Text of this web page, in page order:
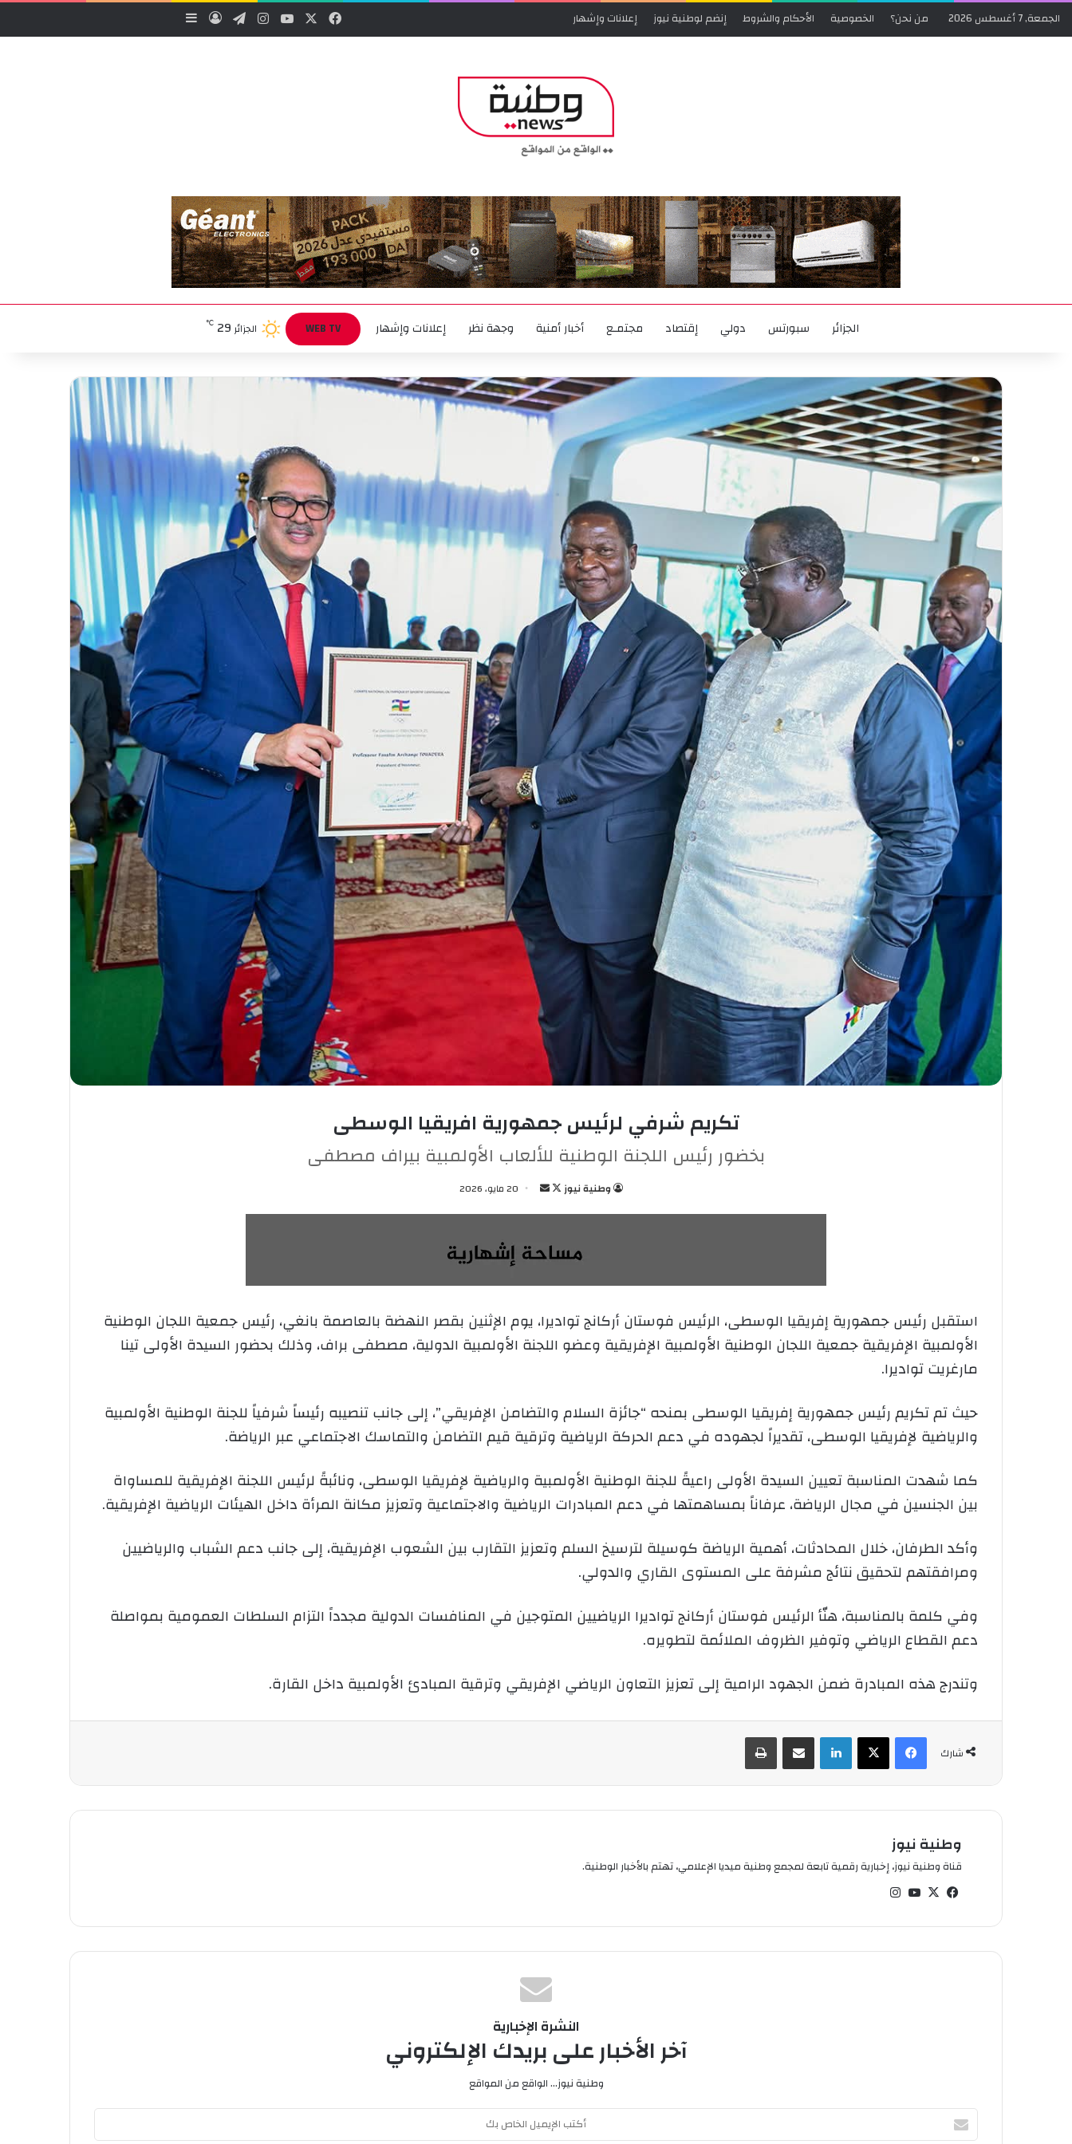
الجمعة, 7 أغسطس 2026 من نحن؟ الخصوصية الأحكام والشروط إنضم لوطنية نيوز إعلانات وإشهار فيسبوك ‫YouTubeانستقرامتيلقرامتسجيل الدخول
الجزائر سبورتس دولي إقتصاد مجتمـع أخبار أمنية وجهة نظر إعلانات وإشهار WEB TV الجزائر 29
℃
تكريم شرفي لرئيس جمهورية افريقيا الوسطى
بخضور رئيس اللجنة الوطنية للألعاب الأولمبية بيراف مصطفى
وطنية نيوز
ت
ع
ع
ل
X
ل
ب
ر
د
ا
ت
ر
ن
ا
20 مايو، 2026
استقبل رئيس جمهورية إفريقيا الوسطى، الرئيس فوستان أركانج تواديرا، يوم الإثنين بقصر النهضة بالعاصمة بانغي، رئيس جمعية اللجان الوطنية
الأولمبية الإفريقية جمعية اللجان الوطنية الأولمبية الإفريقية وعضو اللجنة الأولمبية الدولية، مصطفى براف، وذلك بحضور السيدة الأولى تينا
مارغريت تواديرا.
حيث تم تكريم رئيس جمهورية إفريقيا الوسطى بمنحه “جائزة السلام والتضامن الإفريقي”، إلى جانب تنصيبه رئيساً شرفياً للجنة الوطنية الأولمبية
والرياضية لإفريقيا الوسطى، تقديراً لجهوده في دعم الحركة الرياضية وترقية قيم التضامن والتماسك الاجتماعي عبر الرياضة.
كما شهدت المناسبة تعيين السيدة الأولى راعيةً للجنة الوطنية الأولمبية والرياضية لإفريقيا الوسطى، ونائبةً لرئيس اللجنة الإفريقية للمساواة
بين الجنسين في مجال الرياضة، عرفاناً بمساهمتها في دعم المبادرات الرياضية والاجتماعية وتعزيز مكانة المرأة داخل الهيئات الرياضية الإفريقية.
وأكد الطرفان، خلال المحادثات، أهمية الرياضة كوسيلة لترسيخ السلم وتعزيز التقارب بين الشعوب الإفريقية، إلى جانب دعم الشباب والرياضيين
ومرافقتهم لتحقيق نتائج مشرفة على المستوى القاري والدولي.
وفي كلمة بالمناسبة، هنّأ الرئيس فوستان أركانج تواديرا الرياضيين المتوجين في المنافسات الدولية مجدداً التزام السلطات العمومية بمواصلة
دعم القطاع الرياضي وتوفير الظروف الملائمة لتطويره.
وتندرج هذه المبادرة ضمن الجهود الرامية إلى تعزيز التعاون الرياضي الإفريقي وترقية المبادئ الأولمبية داخل القارة.
شارك
فيسبوك لينكدإن شارك عبر الإيميل
وطنية نيوز
قناة وطنية نيوز، إخبارية رقمية تابعة لمجمع وطنية ميديا الإعلامي، تهتم بالأخبار الوطنية.
في
وك
‫X
‫You
e ام
النشرة الإخبارية
آخر الأخبار على بريدك الإلكتروني
وطنية نيوز... الواقع من المواقع
أ